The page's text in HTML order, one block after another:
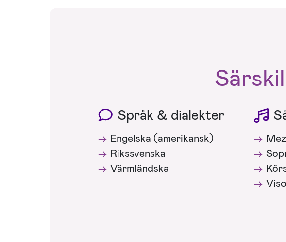
Språk & dialekter
Engelska (amerikansk)
Rikssvenska
Värmländska